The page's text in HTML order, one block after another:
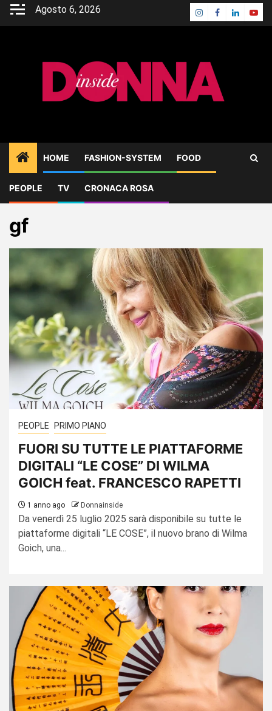
Skip
Agosto 6, 2026 Instagram
Facebook
Linkedin
HOME FASHION-SYSTEM FOOD
PEOPLE TV CRONACA ROSA
Home Blog gf
gf
PEOPLE PRIMO PIANO
FUORI SU TUTTE LE PIATTAFORME
DIGITALI “LE COSE” DI WILMA
GOICH feat. FRANCESCO RAPETTI
1 anno ago Donnainside
Da venerdì 25 luglio 2025 sarà disponibile su tutte le
piattaforme digitali “LE COSE”, il nuovo brano di Wilma
Goich, una...